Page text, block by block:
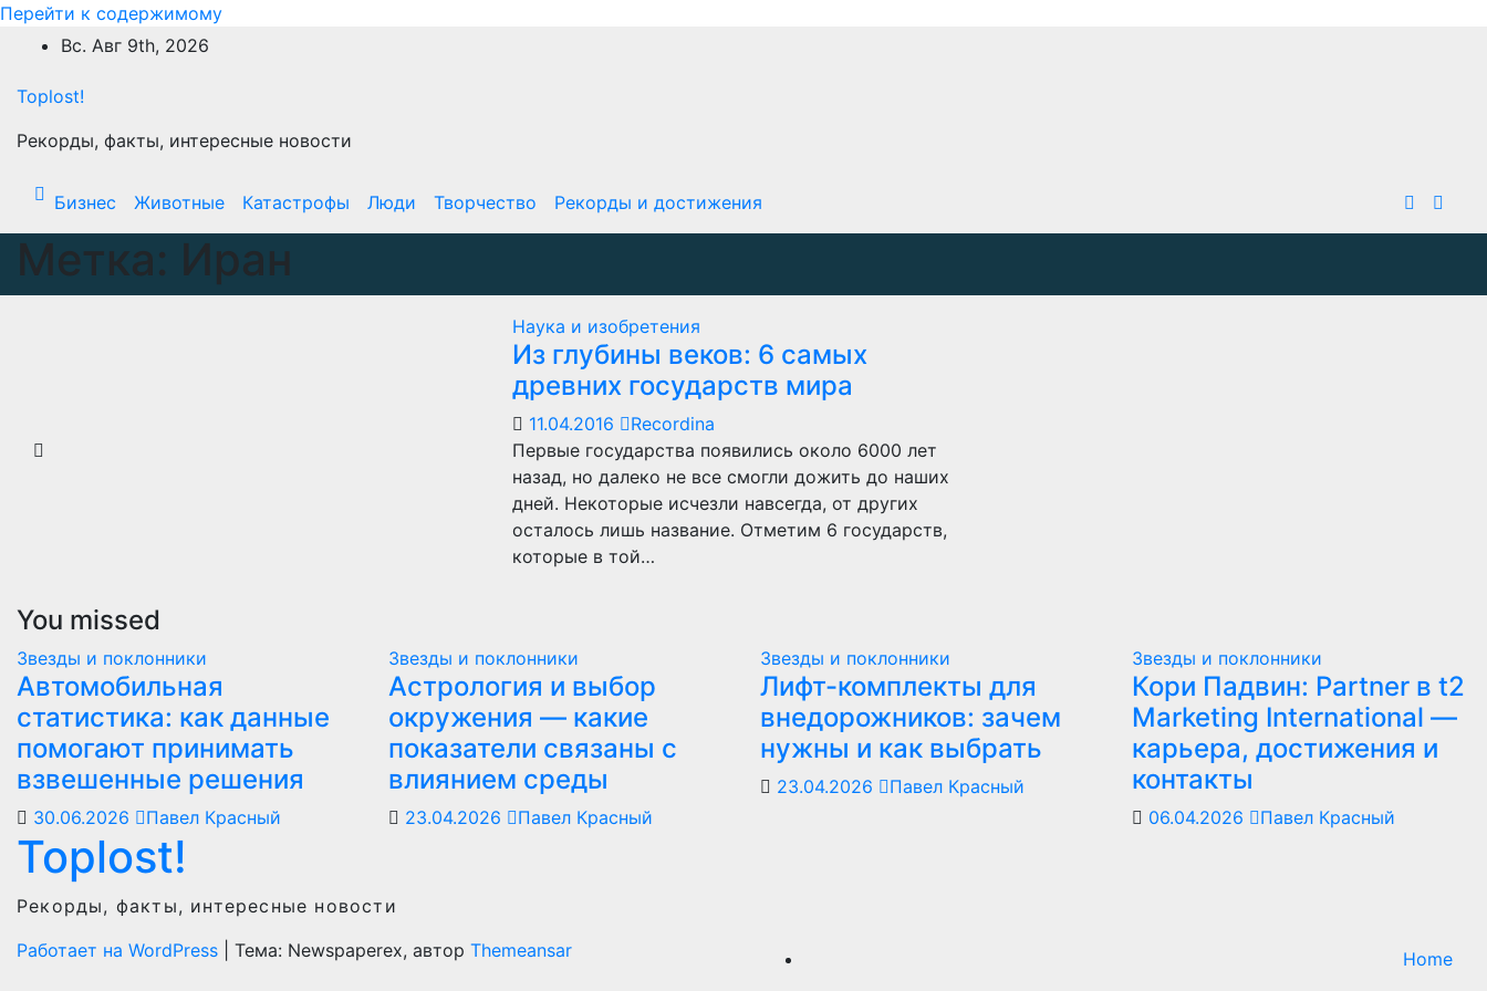
Перейти к содержимому
Вс. Авг 9th, 2026
Toplost!
Рекорды, факты, интересные новости
Бизнес Животные Катастрофы Люди Творчество Рекорды и достижения
Метка: Иран
Наука и изобретения
Из глубины веков: 6 самых
древних государств мира
11.04.2016
Recordina
Первые государства появились около 6000 лет
назад, но далеко не все смогли дожить до наших
дней. Некоторые исчезли навсегда, от других
осталось лишь название. Отметим 6 государств,
которые в той…
You missed
Звезды и поклонники
Автомобильная
статистика: как данные
помогают принимать
взвешенные решения
30.06.2026 Павел Красный
Звезды и поклонники
Астрология и выбор
окружения — какие
показатели связаны с
влиянием среды
23.04.2026 Павел Красный
Звезды и поклонники
Лифт-комплекты для
внедорожников: зачем
нужны и как выбрать
23.04.2026 Павел Красный
Звезды и поклонники
Кори Падвин: Partner в t2
Marketing International —
карьера, достижения и
контакты
06.04.2026 Павел Красный
Toplost!
Рекорды, факты, интересные новости
Работает на WordPress
Тема: Newspaperex, автор Themeansar Home